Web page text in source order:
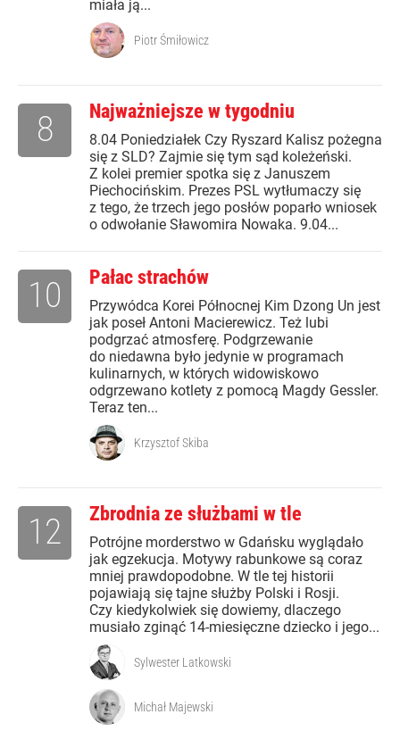
miała ją...
Piotr Śmiłowicz
Najważniejsze w tygodniu
8.04 Poniedziałek Czy Ryszard Kalisz pożegna
się z SLD? Zajmie się tym sąd koleżeński.
Z kolei premier spotka się z Januszem
Piechocińskim. Prezes PSL wytłumaczy się
z tego, że trzech jego posłów poparło wniosek
o odwołanie Sławomira Nowaka. 9.04...
8
Pałac strachów
Przywódca Korei Północnej Kim Dzong Un jest
jak poseł Antoni Macierewicz. Też lubi
podgrzać atmosferę. Podgrzewanie
do niedawna było jedynie w programach
kulinarnych, w których widowiskowo
odgrzewano kotlety z pomocą Magdy Gessler.
Teraz ten...
10
Krzysztof Skiba
Zbrodnia ze służbami w tle
Potrójne morderstwo w Gdańsku wyglądało
jak egzekucja. Motywy rabunkowe są coraz
mniej prawdopodobne. W tle tej historii
pojawiają się tajne służby Polski i Rosji.
Czy kiedykolwiek się dowiemy, dlaczego
musiało zginąć 14-miesięczne dziecko i jego...
12
Sylwester Latkowski
Michał Majewski